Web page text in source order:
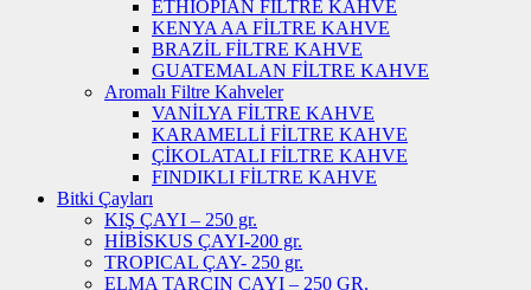
ETHİOPİAN FİLTRE KAHVE
KENYA AA FİLTRE KAHVE
BRAZİL FİLTRE KAHVE
GUATEMALAN FİLTRE KAHVE
Aromalı Filtre Kahveler
VANİLYA FİLTRE KAHVE
KARAMELLİ FİLTRE KAHVE
ÇİKOLATALI FİLTRE KAHVE
FINDIKLI FİLTRE KAHVE
Bitki Çayları
KIŞ ÇAYI – 250 gr.
HİBİSKUS ÇAYI-200 gr.
TROPICAL ÇAY- 250 gr.
ELMA TARÇIN ÇAYI – 250 GR.